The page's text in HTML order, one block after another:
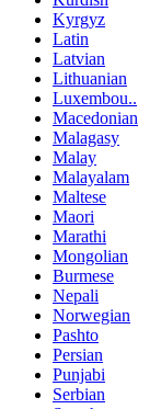
Kyrgyz
Latin
Latvian
Lithuanian
Luxembou..
Macedonian
Malagasy
Malay
Malayalam
Maltese
Maori
Marathi
Mongolian
Burmese
Nepali
Norwegian
Pashto
Persian
Punjabi
Serbian